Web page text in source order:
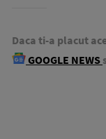
Daca ti-a placut
GOOGLE NEWS